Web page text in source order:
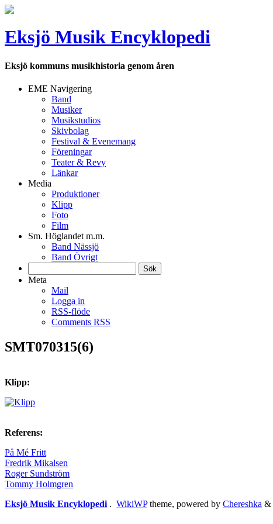
Eksjö Musik Encyklopedi
Eksjö kommuns musikhistoria genom åren
EME Navigering
Band
Musiker
Musikstudios
Skivbolag
Festival & Evenemang
Föreningar
Teater & Revy
Länkar
Media
Produktioner
Klipp
Foto
Film
Sm. Höglandet m.m.
Band Nässjö
Band Övrigt
efter:
Meta
Mail
Logga in
RSS-flöde
Comments RSS
SMT070315(6)
Klipp:
Referens:
På Mé Fritt
Fredrik Mikalsen
Roger Sundström
Tommy Holmgren
Eksjö Musik Encyklopedi . WikiWPtheme, powered by Chereshka &